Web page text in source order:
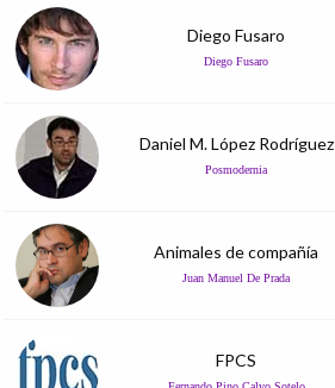
Diego Fusaro
Diego Fusaro
Daniel M. López Rodríguez
Posmodernia
Animales de compañía
Juan Manuel De Prada
FPCS